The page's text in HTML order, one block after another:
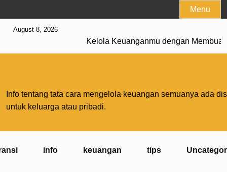
to
content
Menu
August 8, 2026
Kelola Keuanganmu dengan
Info tentang tata cara mengelola keuangan semuanya ada
untuk keluarga atau pribadi.
info keuangan tips